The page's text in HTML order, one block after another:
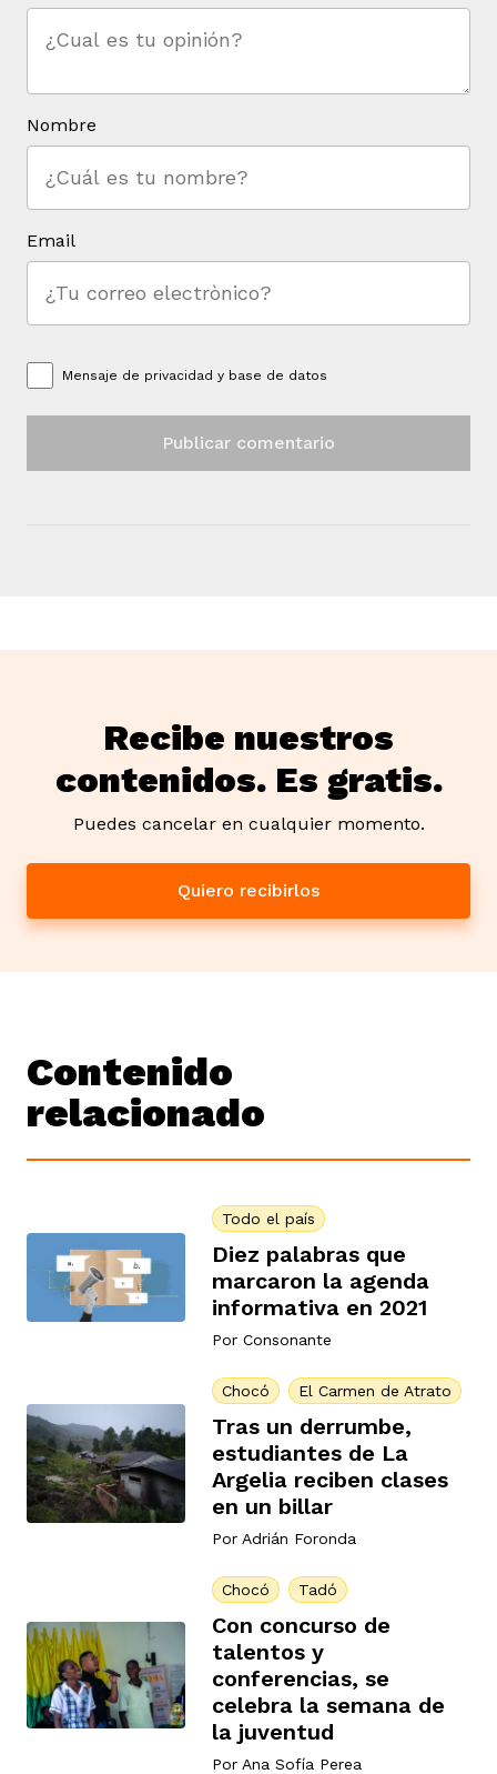
Nombre
Email
Mensaje de privacidad y base de datos
Recibe nuestros
contenidos. Es gratis.
Puedes cancelar en cualquier momento.
Quiero recibirlos
Contenido
relacionado
Todo el país
Diez palabras que
marcaron la agenda
informativa en 2021
Por Consonante
Chocó El Carmen de Atrato
Tras un derrumbe,
estudiantes de La
Argelia reciben clases
en un billar
Por Adrián Foronda
Chocó Tadó
Con concurso de
talentos y
conferencias, se
celebra la semana de
la juventud
Por Ana Sofía Perea